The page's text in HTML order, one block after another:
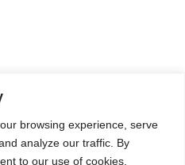
browsing experience, serve
analyze our traffic. By
to our use of cookies.